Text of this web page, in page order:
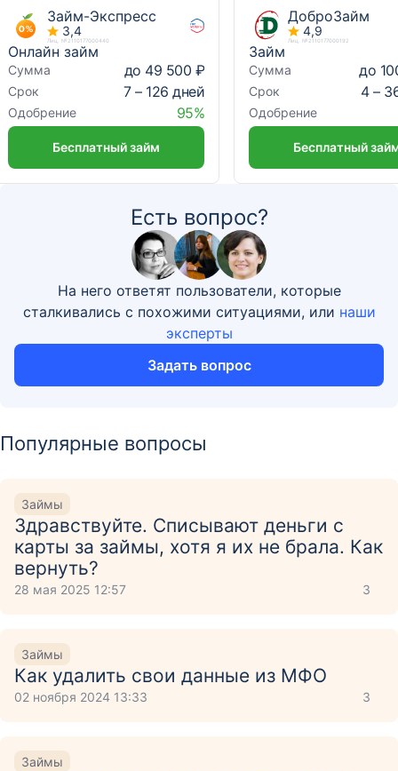
Займ-Экспресс
3,4
Лиц. №2110177000440
Онлайн займ
Сумма до 49 500 ₽
Срок 7 – 126 дней
Одобрение 95%
Бесплатный займ
ДоброЗайм
4,9
Лиц. №2110177000192
Займ
Сумма до
Срок 4 –
Одобрение
Бесплатный
Есть вопрос?
На него ответят пользователи, которые
сталкивались с похожими ситуациями, или наши
эксперты
Задать вопрос
Популярные вопросы
Займы
Здравствуйте. Списывают деньги с
карты за займы, хотя я их не брала. Как
вернуть?
28 мая 2025 12:57 3
Займы
Как удалить свои данные из МФО
02 ноября 2024 13:33 3
Займы